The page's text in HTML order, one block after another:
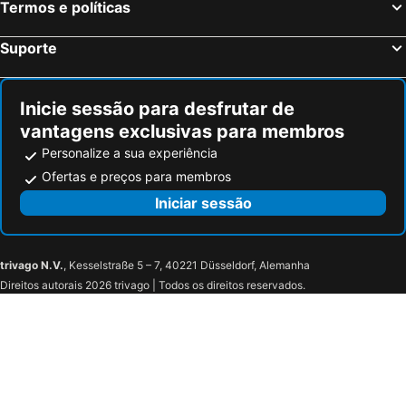
Beaumont-en-Véron, bed and breakfasts
Loudun, bed and breakfasts
Dercé, bed and breakfasts
Saint-Jean-Saint-Germain, bed and breakfasts
Termos e políticas
Suporte
Inicie sessão para desfrutar de
vantagens exclusivas para membros
Personalize a sua experiência
Ofertas e preços para membros
Iniciar sessão
trivago N.V., Kesselstraße 5 – 7, 40221 Düsseldorf, Alemanha
Direitos autorais 2026 trivago | Todos os direitos reservados.